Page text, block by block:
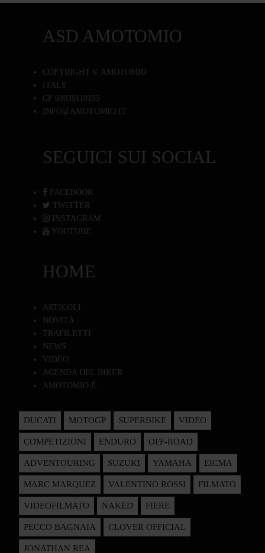
ASD AMOTOMIO
COPYRIGHT © AMOTOMIO
ITALY
CF 93039110155
INFO@AMOTOMIO.IT
SEGUICI SUI SOCIAL
FACEBOOK
TWITTER
INSTAGRAM
YOUTUBE
HOME
ARTICOLI
NOVITÀ
TRAFILETTI
NEWS
VIDEO
AGENDA DEL BIKER
AMOTOMIO È...
DUCATI MOTOGP SUPERBIKE VIDEO
COMPETIZIONI ENDURO OFF-ROAD
ADVENTOURING SUZUKI YAMAHA EICMA
MARC MARQUEZ VALENTINO ROSSI FILMATO
VIDEOFILMATO NAKED FIERE
PECCO BAGNAIA CLOVER OFFICIAL
JONATHAN REA